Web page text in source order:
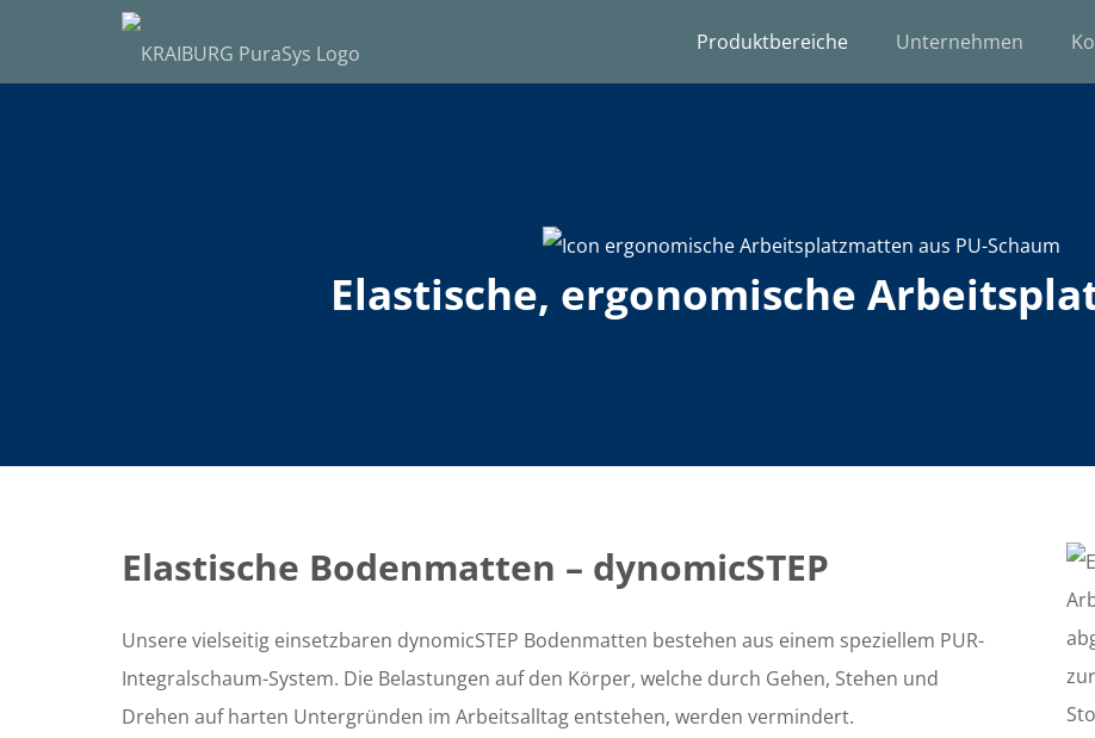
Produktbereiche Unternehmen
Elastische, ergonomische
Elastische Bodenmatten – dynomicSTEP
Unsere vielseitig einsetzbaren dynomicSTEP Bodenmatten bestehen aus einem speziellem PUR-
Integralschaum-System. Die Belastungen auf den Körper, welche durch Gehen, Stehen und
Drehen auf harten Untergründen im Arbeitsalltag entstehen, werden vermindert.